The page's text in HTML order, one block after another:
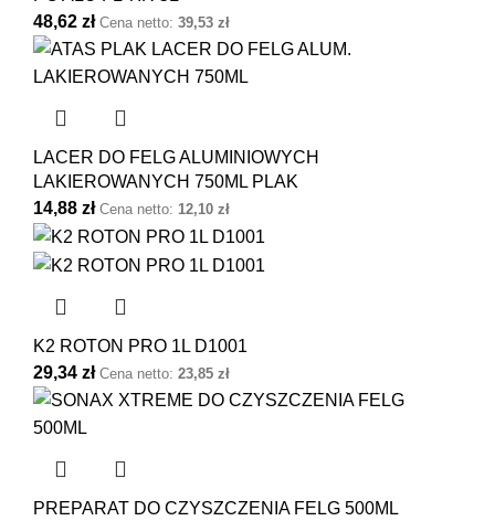
48,62 zł Cena netto: 39,53 zł
LACER DO FELG ALUMINIOWYCH
LAKIEROWANYCH 750ML PLAK
14,88 zł Cena netto: 12,10 zł
K2 ROTON PRO 1L D1001
29,34 zł Cena netto: 23,85 zł
PREPARAT DO CZYSZCZENIA FELG 500ML